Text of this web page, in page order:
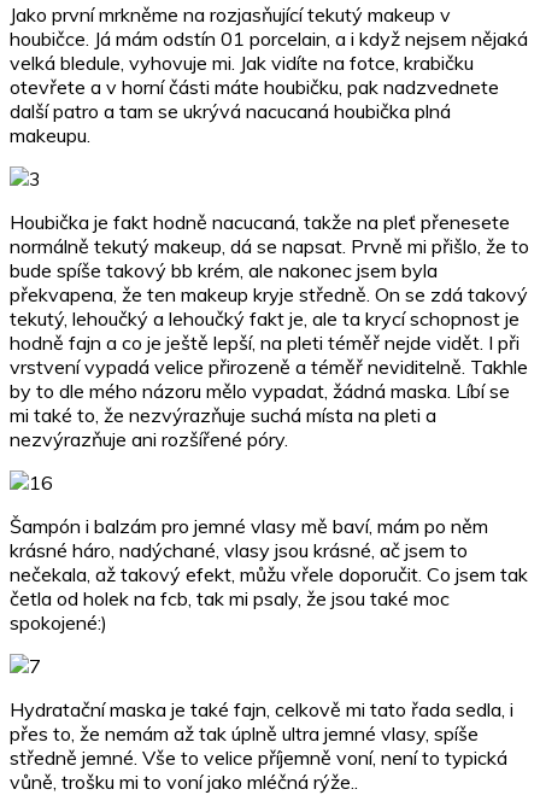
Jako první mrkněme na rozjasňující tekutý makeup v
houbičce. Já mám odstín 01 porcelain, a i když nejsem nějaká
velká bledule, vyhovuje mi. Jak vidíte na fotce, krabičku
otevřete a v horní části máte houbičku, pak nadzvednete
další patro a tam se ukrývá nacucaná houbička plná
makeupu.
Houbička je fakt hodně nacucaná, takže na pleť přenesete
normálně tekutý makeup, dá se napsat. Prvně mi přišlo, že to
bude spíše takový bb krém, ale nakonec jsem byla
překvapena, že ten makeup kryje středně. On se zdá takový
tekutý, lehoučký a lehoučký fakt je, ale ta krycí schopnost je
hodně fajn a co je ještě lepší, na pleti téměř nejde vidět. I při
vrstvení vypadá velice přirozeně a téměř neviditelně. Takhle
by to dle mého názoru mělo vypadat, žádná maska. Líbí se
mi také to, že nezvýrazňuje suchá místa na pleti a
nezvýrazňuje ani rozšířené póry.
Šampón i balzám pro jemné vlasy mě baví, mám po něm
krásné háro, nadýchané, vlasy jsou krásné, ač jsem to
nečekala, až takový efekt, můžu vřele doporučit. Co jsem tak
četla od holek na fcb, tak mi psaly, že jsou také moc
spokojené:)
Hydratační maska je také fajn, celkově mi tato řada sedla, i
přes to, že nemám až tak úplně ultra jemné vlasy, spíše
středně jemné. Vše to velice příjemně voní, není to typická
vůně, trošku mi to voní jako mléčná rýže..